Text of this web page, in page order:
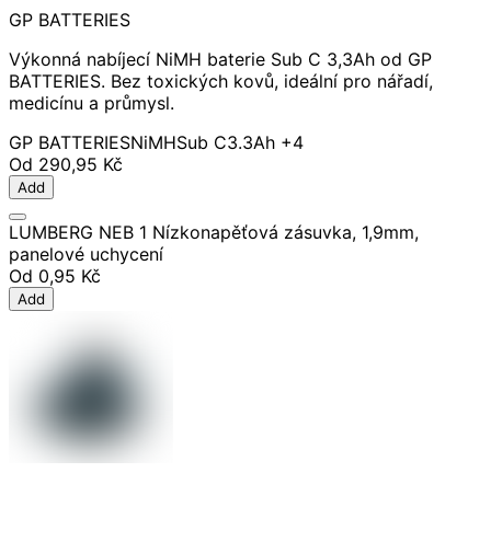
GP BATTERIES
Výkonná nabíjecí NiMH baterie Sub C 3,3Ah od GP
BATTERIES. Bez toxických kovů, ideální pro nářadí,
medicínu a průmysl.
GP BATTERIESNiMHSub C3.3Ah +4
Od 290,95 Kč
Add
LUMBERG NEB 1 Nízkonapěťová zásuvka, 1,9mm,
panelové uchycení
Od 0,95 Kč
Add